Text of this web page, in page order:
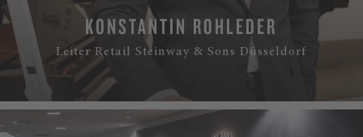
KONSTANTIN ROHLEDER
Leiter Retail Steinway & Sons Düsseldorf